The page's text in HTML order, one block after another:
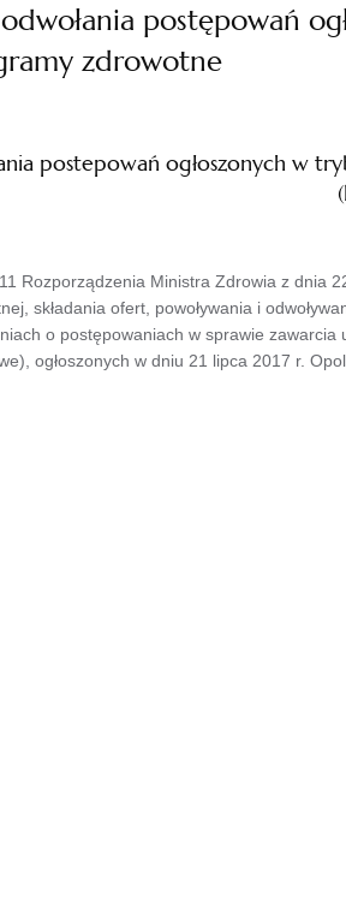
postępowań
zdrowotne
postepowań ogłoszonych w
Rozporządzenia Ministra Zdrowia z dnia
składania ofert, powoływania i
o postępowaniach w sprawie
ogłoszonych w dniu 21 lipca 2017 r.